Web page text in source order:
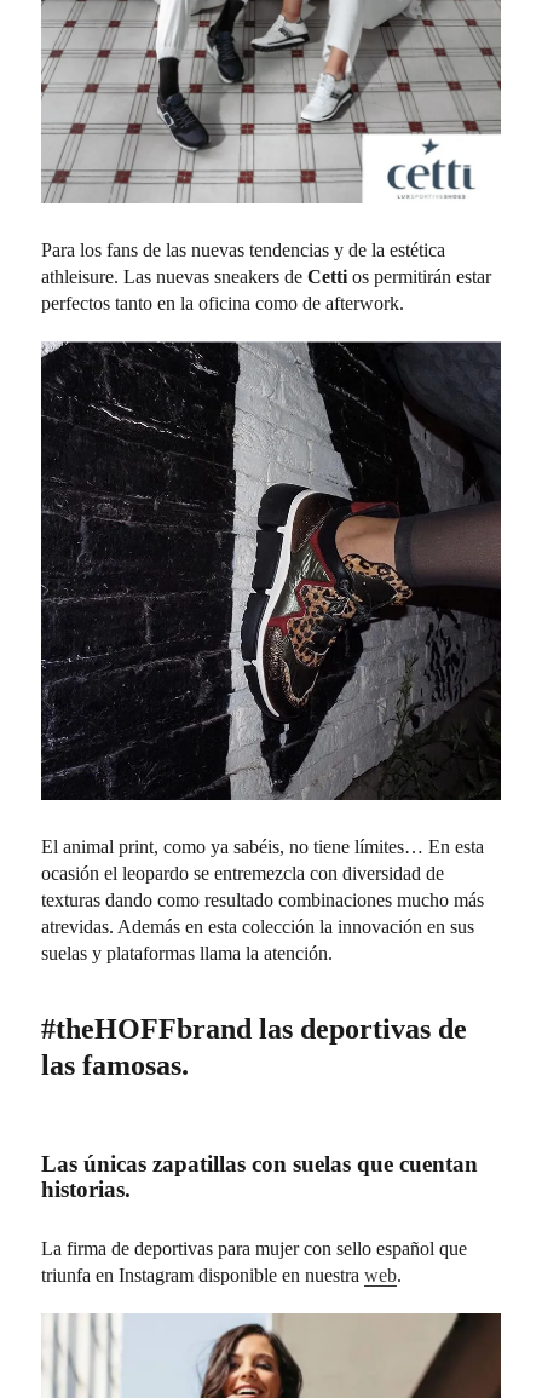
Para los fans de las nuevas tendencias y de la estética
athleisure. Las nuevas sneakers deCetti os permitirán estar
perfectos tanto en la oficina como de afterwork.
El animal print, como ya sabéis, no tiene límites… En esta
ocasión el leopardo se entremezcla con diversidad de
texturas dando como resultado combinaciones mucho más
atrevidas. Además en esta colección la innovación en sus
suelas y plataformas llama la atención.
#theHOFFbrand las deportivas de
las famosas.
Las únicas zapatillas con suelas que cuentan
historias.
La firma de deportivas para mujer con sello español que
triunfa en Instagram disponible en nuestraweb.